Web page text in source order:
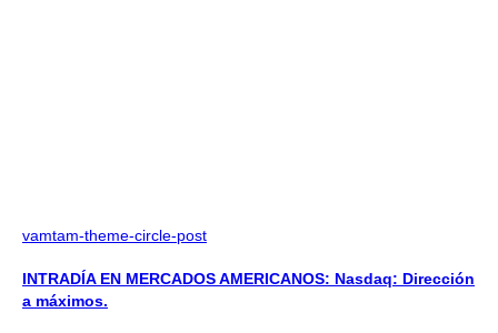
vamtam-theme-circle-post
INTRADÍA EN MERCADOS AMERICANOS: Nasdaq: Dirección
a máximos.